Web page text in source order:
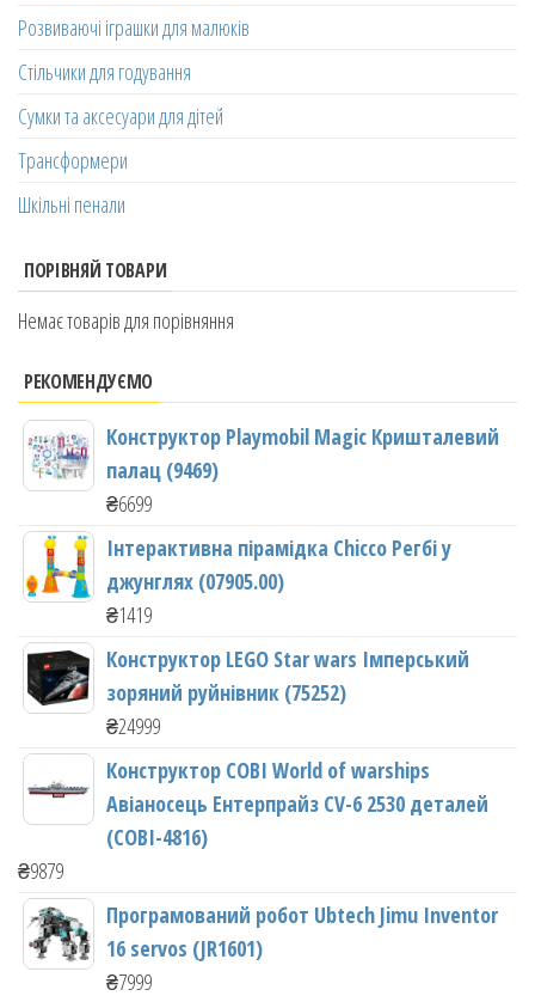
Розвиваючі іграшки для малюків
Стільчики для годування
Сумки та аксесуари для дітей
Трансформери
Шкільні пенали
ПОРІВНЯЙ ТОВАРИ
Немає товарів для порівняння
РЕКОМЕНДУЄМО
Конструктор Playmobil Magic Кришталевий
палац (9469)
₴6699
Інтерактивна пірамідка Chicco Регбі у
джунглях (07905.00)
₴1419
Конструктор LEGO Star wars Імперський
зоряний руйнівник (75252)
₴24999
Конструктор COBI World of warships
Авіаносець Ентерпрайз CV-6 2530 деталей
(COBI-4816)
₴9879
Програмований робот Ubtech Jimu Inventor
16 servos (JR1601)
₴7999